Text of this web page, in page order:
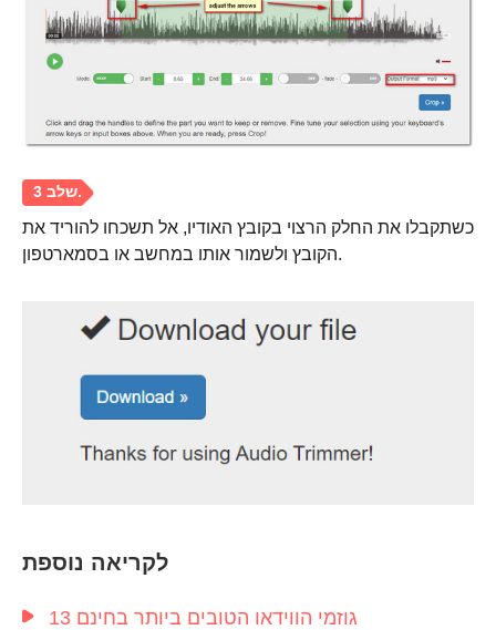
כשתקבלו את החלק הרצוי בקובץ האודיו, אל תשכחו להוריד את
הקובץ ולשמור אותו במחשב או בסמארטפון.
לקריאה נוספת
13 גוזמי הווידאו הטובים ביותר בחינם